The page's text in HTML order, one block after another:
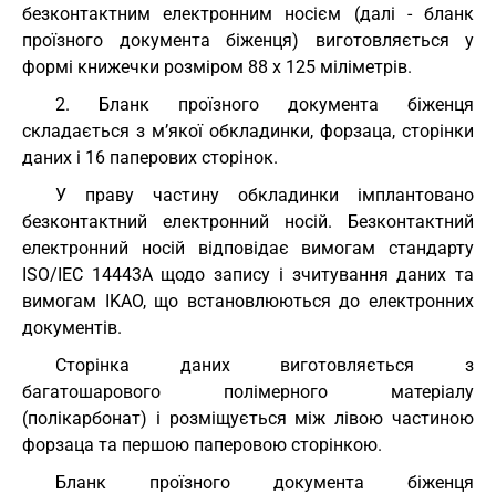
безконтактним електронним носієм (далі - бланк
проїзного документа біженця) виготовляється у
формі книжечки розміром 88 х 125 міліметрів.
2. Бланк проїзного документа біженця
складається з м’якої обкладинки, форзаца, сторінки
даних і 16 паперових сторінок.
У праву частину обкладинки імплантовано
безконтактний електронний носій. Безконтактний
електронний носій відповідає вимогам стандарту
ISO/IEC 14443A щодо запису і зчитування даних та
вимогам IKAO, що встановлюються до електронних
документів.
Сторінка даних виготовляється з
багатошарового полімерного матеріалу
(полікарбонат) і розміщується між лівою частиною
форзаца та першою паперовою сторінкою.
Бланк проїзного документа біженця